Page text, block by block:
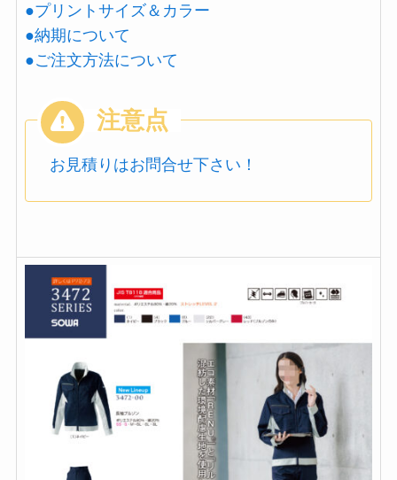
●プリントサイズ＆カラー
●納期について
●ご注文方法について
お見積りはお問合せ下さい！